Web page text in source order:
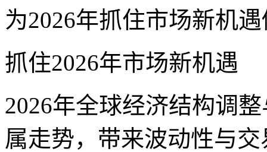
为2026年抓住市场新机
抓住2026年市场新机遇
2026年全球经济结构调
属走势，带来波动性与